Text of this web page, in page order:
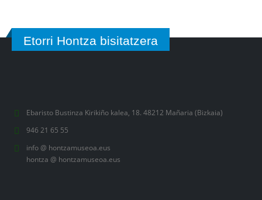
Etorri Hontza bisitatzera
Ebaristo Bustinza Kirikiño kalea, 18. 48212 Mañaria (Bizkaia)
946 21 65 55
info @ hontzamuseoa.eus
hontza @ hontzamuseoa.eus